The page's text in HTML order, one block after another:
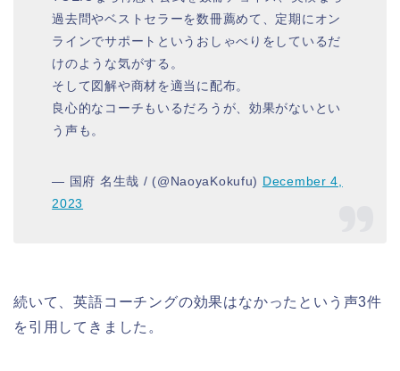
過去問やベストセラーを数冊薦めて、定期にオン
ラインでサポートというおしゃべりをしているだ
けのような気がする。
そして図解や商材を適当に配布。
良心的なコーチもいるだろうが、効果がないとい
う声も。
— 国府 名生哉 / (@NaoyaKokufu) December 4,
2023
続いて、英語コーチングの効果はなかったという声3件
を引用してきました。